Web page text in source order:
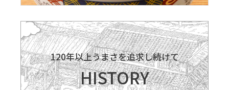
120年以上うまさを追求し続けて
HISTORY